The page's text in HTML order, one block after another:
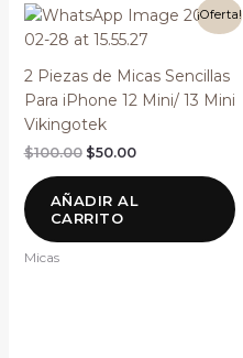
¡Oferta!
2 Piezas de Micas Sencillas
Para iPhone 12 Mini/ 13 Mini
Vikingotek
$100.00
El
precio
original
$100.00.
$50.00
El
precio
actual
$50.00.
AÑADIR AL
CARRITO
Micas